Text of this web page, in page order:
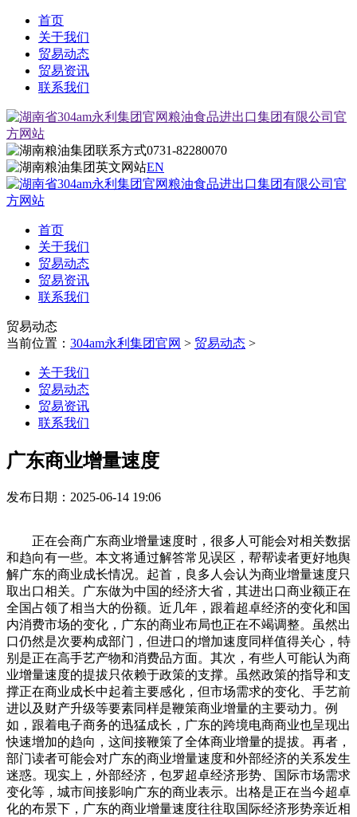
首页
关于我们
贸易动态
贸易资讯
联系我们
0731-82280070
EN
首页
关于我们
贸易动态
贸易资讯
联系我们
贸易动态
当前位置： 304am永利集团官网 > 贸易动态 >
关于我们
贸易动态
贸易资讯
联系我们
广东商业增量速度
发布日期：2025-06-14 19:06
正在会商广东商业增量速度时，很多人可能会对相关数据
和趋向有一些。本文将通过解答常见误区，帮帮读者更好地舆
解广东的商业成长情况。起首，良多人会认为商业增量速度只
取出口相关。广东做为中国的经济大省，其进出口商业额正在
全国占领了相当大的份额。近几年，跟着超卓经济的变化和国
内消费市场的变化，广东的商业布局也正在不竭调整。虽然出
口仍然是次要构成部门，但进口的增加速度同样值得关心，特
别是正在高手艺产物和消费品方面。其次，有些人可能认为商
业增量速度的提拔只依赖于政策的支撑。虽然政策的指导和支
撑正在商业成长中起着主要感化，但市场需求的变化、手艺前
进以及财产升级等要素同样是鞭策商业增量的主要动力。例
如，跟着电子商务的迅猛成长，广东的跨境电商商业也呈现出
快速增加的趋向，这间接鞭策了全体商业增量的提拔。再者，
部门读者可能会对广东的商业增量速度和外部经济的关系发生
迷惑。现实上，外部经济，包罗超卓经济形势、国际市场需求
变化等，城市间接影响广东的商业表示。出格是正在当今超卓
化的布景下，广东的商业增量速度往往取国际经济形势亲近相